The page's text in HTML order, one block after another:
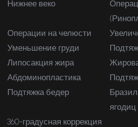
Нижнее веко
Операции на челюсти
Уменьшение груди
Липосакция жира
Абдоминопластика
Подтяжка бедер
ягодиц
360-градусная коррекция